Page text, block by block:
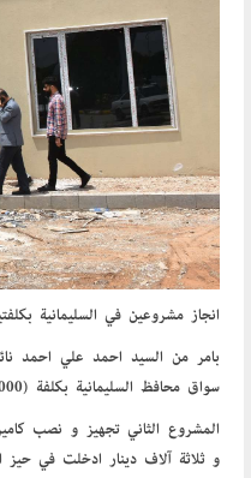
إنجاز مشروعين في السليمانية
بأمر من السيد أحمد علي أحمد
سواق محافظ السليمانية بكلفة (14,085,000) أربعة عشر مليون و خمسة و ثمانون ألفا .
و ثلاثة آلاف دينار أدخلت في حيز